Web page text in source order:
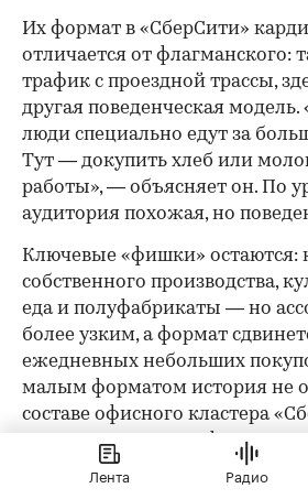
Их формат в «СберСити»
отличается от флагманского:
трафик с проездной трассы,
другая поведенческая
люди специально едут за
Тут — докупить хлеб или
работы», — объясняет он. По
аудитория похожая, но
Ключевые «фишки» остаются:
собственного производства,
еда и полуфабрикаты — но
более узким, а формат
ежедневных небольших
малым форматом история не
составе офисного кластера
планирует открыть
площадью 2000 кв. м.
Лента Радио